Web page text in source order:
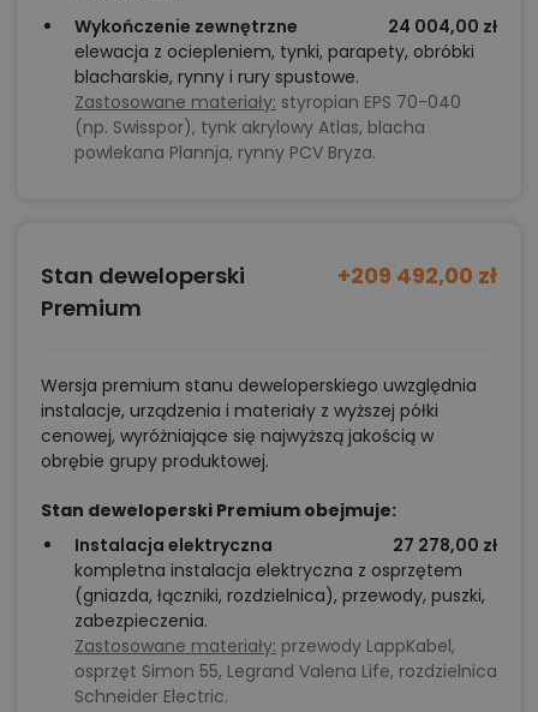
Wykończenie zewnętrzne
24 004,00 zł
elewacja z ociepleniem, tynki, parapety, obróbki
blacharskie, rynny i rury spustowe.
Zastosowane materiały: styropian EPS 70-040
(np. Swisspor), tynk akrylowy Atlas, blacha
powlekana Plannja, rynny PCV Bryza.
Stan deweloperski
Premium
+209 492,00 zł
Wersja premium stanu deweloperskiego uwzględnia
instalacje, urządzenia i materiały z wyższej półki
cenowej, wyróżniające się najwyższą jakością w
obrębie grupy produktowej.
Stan deweloperski Premium obejmuje:
Instalacja elektryczna
27 278,00 zł
kompletna instalacja elektryczna z osprzętem
(gniazda, łączniki, rozdzielnica), przewody, puszki,
zabezpieczenia.
Zastosowane materiały: przewody LappKabel,
osprzęt Simon 55, Legrand Valena Life, rozdzielnica
Schneider Electric.